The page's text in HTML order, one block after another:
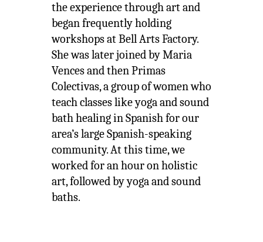
the experience through art and
began frequently holding
workshops at Bell Arts Factory.
She was later joined by Maria
Vences and then Primas
Colectivas, a group of women who
teach classes like yoga and sound
bath healing in Spanish for our
area’s large Spanish-speaking
community. At this time, we
worked for an hour on holistic
art, followed by yoga and sound
baths.